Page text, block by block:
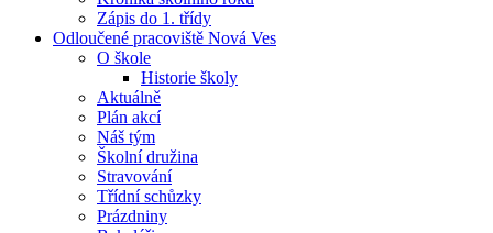
Zápis do 1. třídy
Odloučené pracoviště Nová Ves
O škole
Historie školy
Aktuálně
Plán akcí
Náš tým
Školní družina
Stravování
Třídní schůzky
Prázdniny